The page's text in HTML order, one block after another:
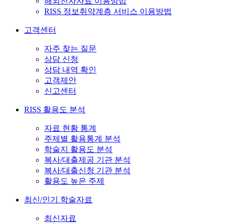
RISS 정보취약계층 서비스 이용방법
고객센터
자주 찾는 질문
상담 신청
상담 내역 확인
고객제안
신고센터
RISS 활용도 분석
자료 현황 통계
주제별 활용통계 분석
학술지 활용도 분석
복사/대출제공 기관 분석
복사/대출신청 기관 분석
활용도 높은 주제
최신/인기 학술자료
최신자료